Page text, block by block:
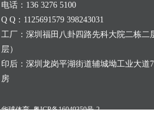
电话：136 3276 5100
Q Q：1125691579 398243031
工厂：深圳福田八卦四路先科大院二栋二
层）
印后：深圳龙岗平湖街道辅城坳工业大道
房
华球体育粤ICP备16049359号-2